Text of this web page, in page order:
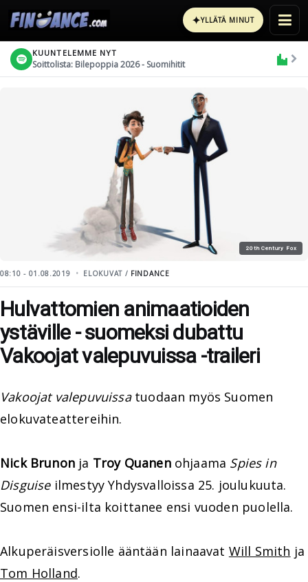
✦YLLÄTÄ MINUT
KUUNTELEMME NYT
Soittolista: Bilepoppia 2026 - Suomihitit
20th Century Fox
08:10 - 01.08.2019 ELOKUVAT / FINDANCE
Hulvattomien animaatioiden
ystäville - suomeksi dubattu
Vakoojat valepuvuissa -traileri
Vakoojat valepuvuissatuodaan myös Suomen
elokuvateattereihin.
Nick Brunonja Troy Quanenohjaama Spies in
Disguiseilmestyy Yhdysvalloissa 25. joulukuuta.
Suomen ensi-ilta koittanee ensi vuoden puolella.
Alkuperäisversiolle ääntään lainaavat Will Smith ja
Tom Holland.